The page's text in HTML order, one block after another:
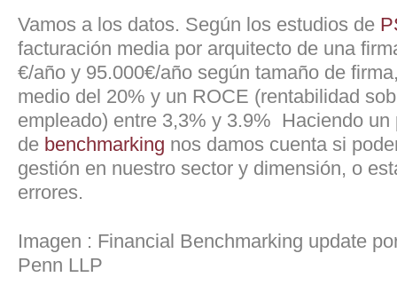
Vamos a los datos. Según los estudios de
facturación media por arquitecto de una
€/año y 95.000€/año según tamaño de
medio del 20% y un ROCE (rentabilidad
empleado) entre 3,3% y 3.9% Haciendo un
de benchmarking nos damos cuenta si
gestión en nuestro sector y dimensión, o
errores.
Imagen : Financial Benchmarking update
Penn LLP